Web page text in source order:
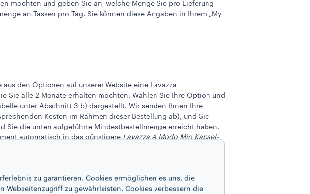
möchten und geben Sie an, welche Menge Sie pro Lieferung
an Tassen pro Tag. Sie können diese Angaben in Ihrem „My
aus den Optionen auf unserer Website eine Lavazza
Sie alle 2 Monate erhalten möchten. Wählen Sie Ihre Option und
unter Abschnitt 3 b) dargestellt. Wir senden Ihnen Ihre
Kosten im Rahmen dieser Bestellung ab), und Sie
Sie die unten aufgeführte Mindestbestellmenge erreicht haben,
automatisch in das günstigere Lavazza A Modo Mio Kapsel-
die Sie alle 2 Monate erhalten möchten. Wählen Sie
wie in der Tabelle unter Abschnitt 3 b) dargestellt. Wir
zu garantieren. Cookies ermöglichen es uns, die
Webseitenzugriff zu gewährleisten. Cookies verbessern die